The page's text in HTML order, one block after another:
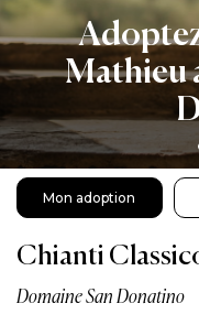
Mathieu
Mon adoption
Chianti
Domaine San Donatino